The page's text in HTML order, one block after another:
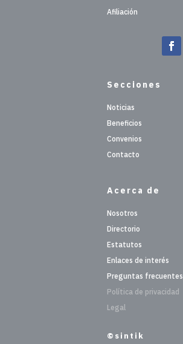
Afiliación
Secciones
Noticias
Beneficios
Convenios
Contacto
Acerca de
Nosotros
Directorio
Estatutos
Enlaces de interés
Preguntas frecuentes
Política de privacidad
Legal
©sintik